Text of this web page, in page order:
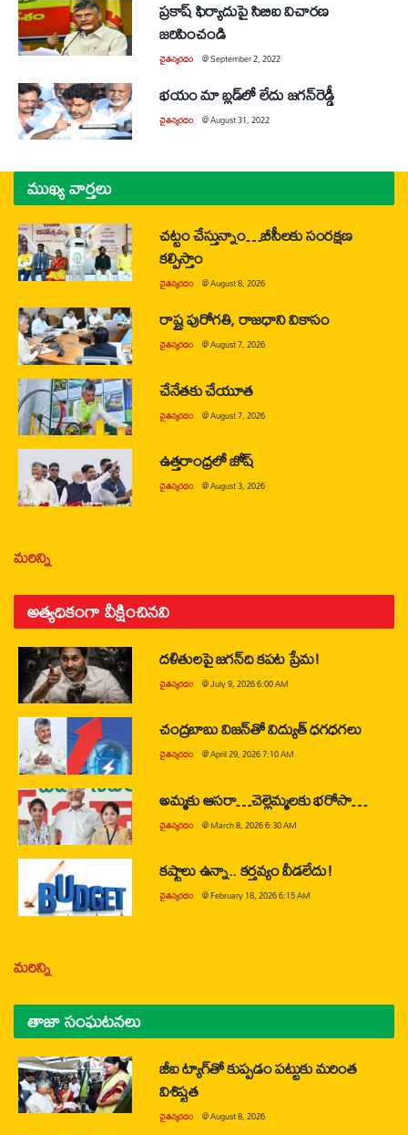
ప్రకాష్‌ ఫిర్యాదుపై సిబిఐ విచారణ
జరిపించండి
చైతన్యరధం @September 2, 2022
భయం మా బ్లడ్‌లో లేదు జగన్‌రెడ్డీ
చైతన్యరధం @August 31, 2022
ముఖ్య వార్తలు
చట్టం చేస్తున్నాం…బీసీలకు సంరక్షణ
కల్పిస్తాం
చైతన్యరధం @August 8, 2026
రాష్ట్ర పురోగతి, రాజధాని వికాసం
చైతన్యరధం @August 7, 2026
చేనేతకు చేయూత
చైతన్యరధం @August 7, 2026
ఉత్తరాంధ్రలో జోష్
చైతన్యరధం @August 3, 2026
మరిన్ని
అత్యధికంగా వీక్షించినవి
దళితులపై జగన్‌ది కపట ప్రేమ!
చైతన్యరధం @July 9, 2026 6:00 AM
చంద్రబాబు విజన్‌తో విద్యుత్ ధగధగలు
చైతన్యరధం @April 29, 2026 7:10 AM
అమ్మకు ఆసరా…చెల్లెమ్మలకు భరోసా…
చైతన్యరధం @March 8, 2026 6:30 AM
కష్టాలు ఉన్నా.. కర్తవ్యం వీడలేదు!
చైతన్యరధం @February 18, 2026 6:15 AM
మరిన్ని
తాజా సంఘటనలు
జీఐ ట్యాగ్‌తో కుప్పడం పట్టుకు మరింత
విశిష్టత
చైతన్యరధం @August 8, 2026